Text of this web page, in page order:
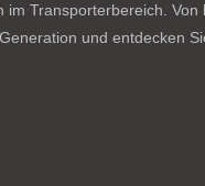
Transporterbereich.
und entdecken